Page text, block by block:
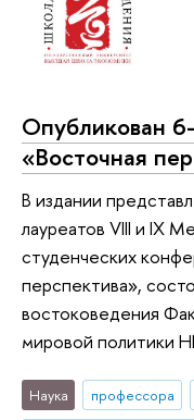
Опубликован
«Восточная
В издании
лауреатов VIII и IX
студенческих
перспектива»,
востоковедения
мировой политики
Наука профессора